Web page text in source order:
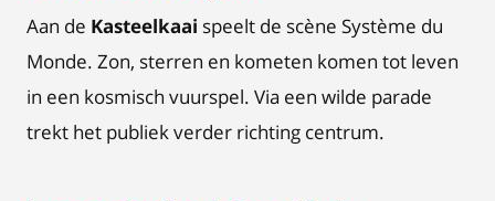
Aan de Kasteelkaai speelt de scène Système du
Monde. Zon, sterren en kometen komen tot leven
in een kosmisch vuurspel. Via een wilde parade
trekt het publiek verder richting centrum.